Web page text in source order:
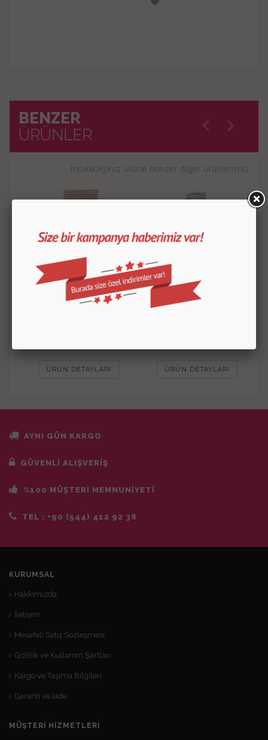
BENZER
ÜRÜNLER
İncelediğiniz ürüne benzer diğer ürünlerimiz
ÜRÜN DETAYLARI ÜRÜN DETAYLARI
AYNI GÜN KARGO
GÜVENLİ ALIŞVERİŞ
%100 MÜŞTERİ MEMNUNİYETİ
TEL : +90 (544) 412 92 38
KURUMSAL
Hakkımızda
İletişim
Mesafeli Satış Sözleşmesi
Gizlilik ve Kullanım Şartları
Kargo ve Taşıma Bilgileri
Garanti ve İade
MÜŞTERI HIZMETLERI